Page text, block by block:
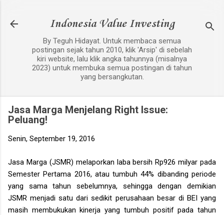
Indonesia Value Investing
By Teguh Hidayat. Untuk membaca semua
postingan sejak tahun 2010, klik 'Arsip' di sebelah
kiri website, lalu klik angka tahunnya (misalnya
2023) untuk membuka semua postingan di tahun
yang bersangkutan.
Jasa Marga Menjelang Right Issue:
Peluang!
Senin, September 19, 2016
Jasa Marga (JSMR) melaporkan laba bersih Rp926 milyar pada
Semester Pertama 2016, atau tumbuh 44% dibanding periode
yang sama tahun sebelumnya, sehingga dengan demikian
JSMR menjadi satu dari sedikit perusahaan besar di BEI yang
masih membukukan kinerja yang tumbuh positif pada tahun